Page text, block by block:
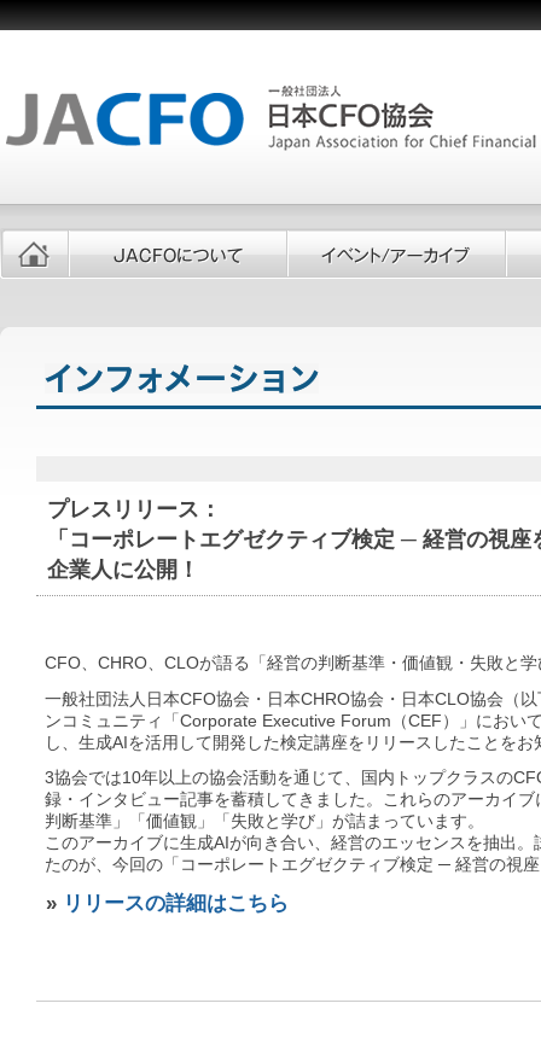
プレスリリース：
「コーポレートエグゼクティブ検定 ─ 経営の視
企業人に公開！
CFO、CHRO、CLOが語る「経営の判断基準・価値観・失敗と
一般社団法人日本CFO協会・日本CHRO協会・日本CLO協会（
ンコミュニティ「Corporate Executive Forum（CEF）」におい
し、生成AIを活用して開発した検定講座をリリースしたことをお
3協会では10年以上の協会活動を通じて、国内トップクラスの
録・インタビュー記事を蓄積してきました。これらのアーカイ
判断基準」「価値観」「失敗と学び」が詰まっています。
このアーカイブに生成AIが向き合い、経営のエッセンスを抽出
たのが、今回の「コーポレートエグゼクティブ検定 ─ 経営の視
» リリースの詳細はこちら